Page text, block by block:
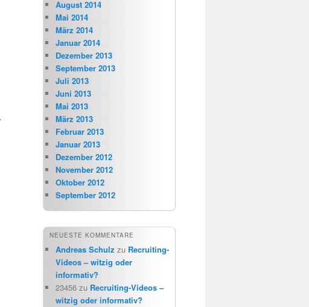
August 2014
Mai 2014
März 2014
Januar 2014
Dezember 2013
September 2013
Juli 2013
Juni 2013
Mai 2013
März 2013
Februar 2013
Januar 2013
Dezember 2012
November 2012
Oktober 2012
September 2012
NEUESTE KOMMENTARE
Andreas Schulz zu Recruiting-
Videos – witzig oder
informativ?
23456 zu Recruiting-Videos –
witzig oder informativ?